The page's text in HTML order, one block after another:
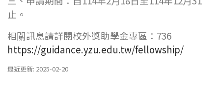
止。
相關訊息請詳閱校外獎助學金專區：736
https://guidance.yzu.edu.tw/fellowship/
最近更新: 2025-02-20